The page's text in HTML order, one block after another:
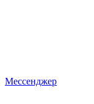
Мессенджер